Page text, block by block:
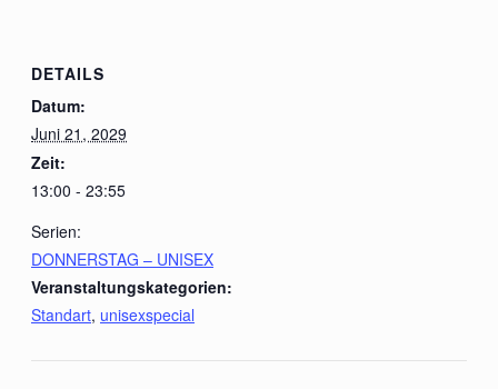
DETAILS
Datum:
Juni 21, 2029
Zeit:
13:00 - 23:55
Serien:
DONNERSTAG – UNISEX
Veranstaltungskategorien:
Standart, unisexspecial